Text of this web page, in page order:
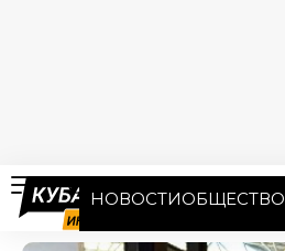
НОВОСТИОБЩЕСТВО